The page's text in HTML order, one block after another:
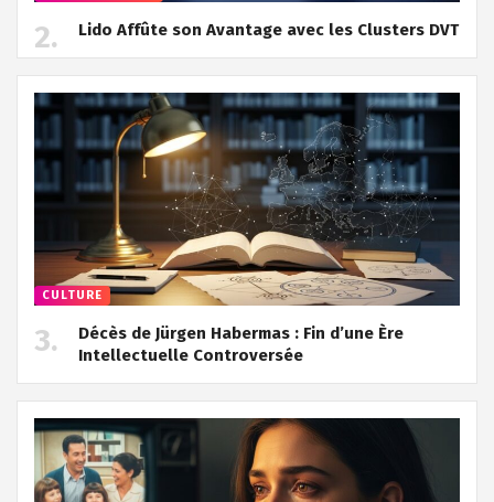
Lido Affûte son Avantage avec les Clusters DVT
CULTURE
Décès de Jürgen Habermas : Fin d’une Ère
Intellectuelle Controversée